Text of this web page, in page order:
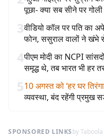
पूछा- क्या सब सीने पर
3वीडियो कॉल पर पति का
फोन, ससुराल वालों ने खंभे
4पीएम मोदी का NCPI
समृद्ध थे, तब भारत भी हर
510 अगस्त को ‘हर घर
व्यवस्था, बंद रहेंगी प्रमुख
SPONSORED LINKSby Taboola